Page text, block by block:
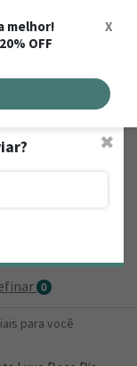
melhor!
20% OFF
X
✖
- TO?
0
para você